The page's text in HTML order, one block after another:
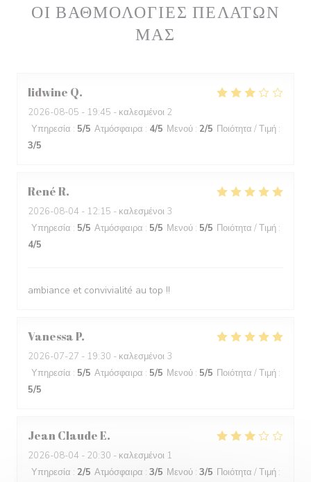
ΟΙ ΒΑΘΜΟΛΟΓΊΕΣ ΠΕΛΑΤΏΝ
ΜΑΣ
lidwine Q
2026-08-05 - 19:45 - καλεσμένοι 2
Υπηρεσία : 5/5 Ατμόσφαιρα : 4/5 Μενού : 2/5 Ποιότητα / Τιμή :
3/5
RenéR
2026-08-04 - 12:15 - καλεσμένοι 3
Υπηρεσία : 5/5 Ατμόσφαιρα : 5/5 Μενού : 5/5 Ποιότητα / Τιμή :
4/5
ambiance et convivialité au top !!
VanessaP
2026-07-27 - 19:30 - καλεσμένοι 3
Υπηρεσία : 5/5 Ατμόσφαιρα : 5/5 Μενού : 5/5 Ποιότητα / Τιμή :
5/5
Jean ClaudeE
2026-08-04 - 20:30 - καλεσμένοι 1
Υπηρεσία : 2/5 Ατμόσφαιρα : 3/5 Μενού : 3/5 Ποιότητα / Τιμή :